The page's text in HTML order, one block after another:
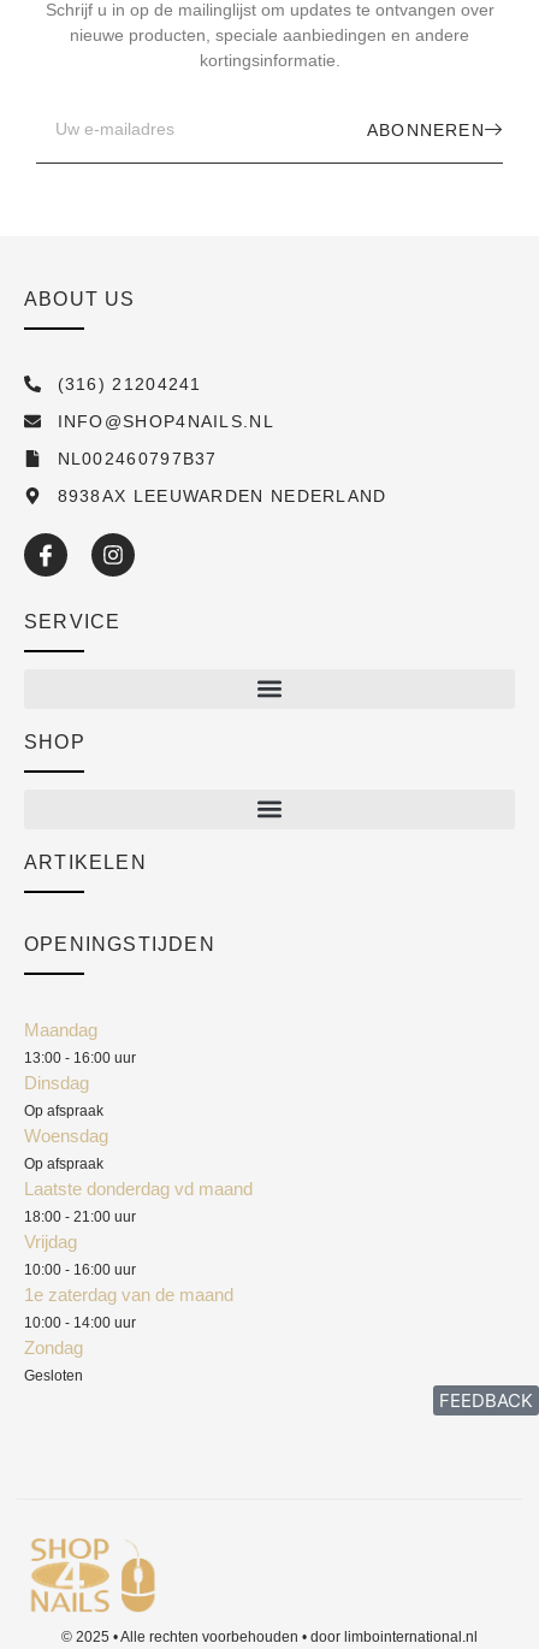
Schrijf u in op de mailinglijst om updates te ontvangen over
nieuwe producten, speciale aanbiedingen en andere
kortingsinformatie.
ABONNEREN
ABOUT US
(316) 21204241
INFO@SHOP4NAILS.NL
NL002460797B37
8938AX LEEUWARDEN NEDERLAND
SERVICE
Academy
SHOP
ARTIKELEN
OPENINGSTIJDEN
Maandag
13:00 - 16:00 uur
Dinsdag
Op afspraak
Woensdag
Op afspraak
Laatste donderdag vd maand
18:00 - 21:00 uur
Vrijdag
10:00 - 16:00 uur
1e zaterdag van de maand
10:00 - 14:00 uur
Zondag
Gesloten
© 2025 • Alle rechten voorbehouden • door limbointernational.nl
FEEDBACK